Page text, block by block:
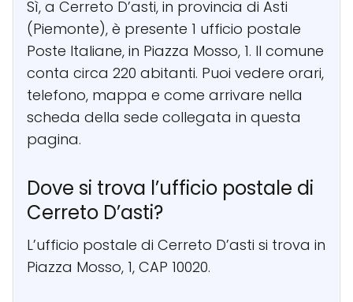
Sì, a Cerreto D’asti, in provincia di Asti
(Piemonte), è presente 1 ufficio postale
Poste Italiane, in Piazza Mosso, 1. Il comune
conta circa 220 abitanti. Puoi vedere orari,
telefono, mappa e come arrivare nella
scheda della sede collegata in questa
pagina.
Dove si trova l’ufficio postale di
Cerreto D’asti?
L’ufficio postale di Cerreto D’asti si trova in
Piazza Mosso, 1, CAP 10020.